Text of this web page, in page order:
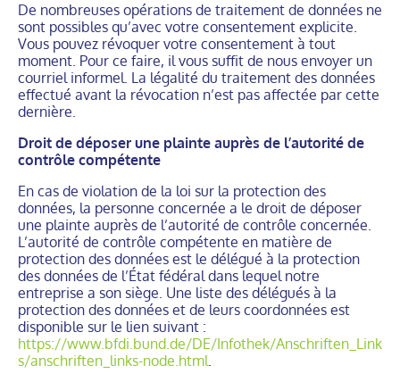
De nombreuses opérations de traitement de données ne
sont possibles qu’avec votre consentement explicite.
Vous pouvez révoquer votre consentement à tout
moment. Pour ce faire, il vous suffit de nous envoyer un
courriel informel. La légalité du traitement des données
effectué avant la révocation n’est pas affectée par cette
dernière.
Droit de déposer une plainte auprès de l’autorité de
contrôle compétente
En cas de violation de la loi sur la protection des
données, la personne concernée a le droit de déposer
une plainte auprès de l’autorité de contrôle concernée.
L’autorité de contrôle compétente en matière de
protection des données est le délégué à la protection
des données de l’État fédéral dans lequel notre
entreprise a son siège. Une liste des délégués à la
protection des données et de leurs coordonnées est
disponible sur le lien suivant :
https://www.bfdi.bund.de/DE/Infothek/Anschriften_Link
s/anschriften_links-node.html.